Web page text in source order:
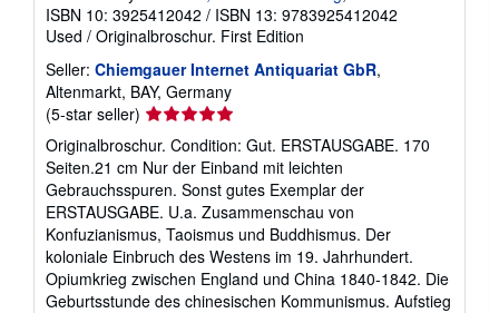
ISBN 10: 3925412042 / ISBN 13: 9783925412042
Used / Originalbroschur. First Edition
Seller: Chiemgauer Internet Antiquariat GbR,
Altenmarkt, BAY, Germany
(5-star seller) Seller
rating
5
out
of
5
stars
Originalbroschur. Condition: Gut. ERSTAUSGABE. 170
Seiten.21 cm Nur der Einband mit leichten
Gebrauchsspuren. Sonst gutes Exemplar der
ERSTAUSGABE. U.a. Zusammenschau von
Konfuzianismus, Taoismus und Buddhismus. Der
koloniale Einbruch des Westens im 19. Jahrhundert.
Opiumkrieg zwischen England und China 1840-1842. Die
Geburtsstunde des chinesischen Kommunismus. Aufstieg